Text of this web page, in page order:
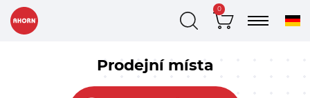
0
Prodejní místa